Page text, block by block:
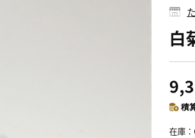
白
積
在庫